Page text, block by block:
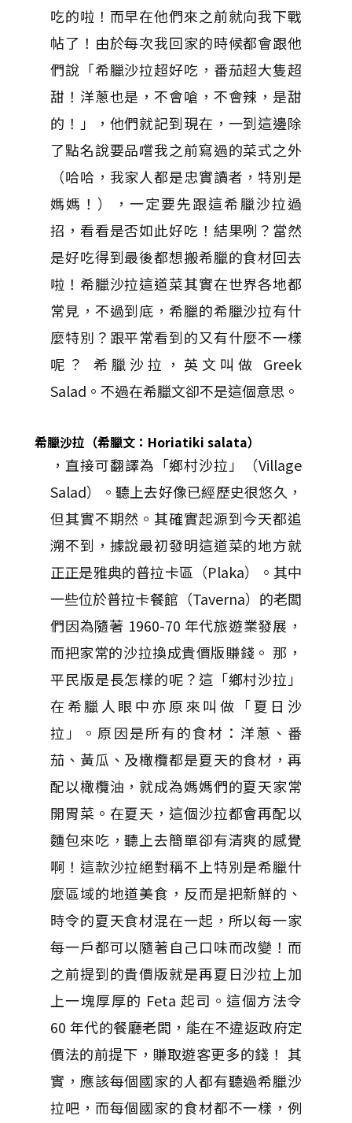
吃的啦！而早在他們來之前就向我下戰
帖了！由於每次我回家的時候都會跟他
們說「希臘沙拉超好吃，番茄超大隻超
甜！洋蔥也是，不會嗆，不會辣，是甜
的！」，他們就記到現在，一到這邊除
了點名說要品嚐我之前寫過的菜式之外
（哈哈，我家人都是忠實讀者，特別是
媽媽！），一定要先跟這希臘沙拉過
招，看看是否如此好吃！結果咧？當然
是好吃得到最後都想搬希臘的食材回去
啦！希臘沙拉這道菜其實在世界各地都
常見，不過到底，希臘的希臘沙拉有什
麼特別？跟平常看到的又有什麼不一樣
呢？ 希臘沙拉，英文叫做 Greek
Salad。不過在希臘文卻不是這個意思。
希臘沙拉（希臘文：Horiatiki salata）
，直接可翻譯為「鄉村沙拉」（Village
Salad）。聽上去好像已經歷史很悠久，
但其實不期然。其確實起源到今天都追
溯不到，據說最初發明這道菜的地方就
正正是雅典的普拉卡區（Plaka）。其中
一些位於普拉卡餐館（Taverna）的老闆
們因為隨著 1960-70 年代旅遊業發展，
而把家常的沙拉換成貴價版賺錢。 那，
平民版是長怎樣的呢？這「鄉村沙拉」
在希臘人眼中亦原來叫做「夏日沙
拉」。原因是所有的食材：洋蔥、番
茄、黃瓜、及橄欖都是夏天的食材，再
配以橄欖油，就成為媽媽們的夏天家常
開胃菜。在夏天，這個沙拉都會再配以
麵包來吃，聽上去簡單卻有清爽的感覺
啊！這款沙拉絕對稱不上特別是希臘什
麼區域的地道美食，反而是把新鮮的、
時令的夏天食材混在一起，所以每一家
每一戶都可以隨著自己口味而改變！而
之前提到的貴價版就是再夏日沙拉上加
上一塊厚厚的 Feta 起司。這個方法令
60 年代的餐廳老闆，能在不違返政府定
價法的前提下，賺取遊客更多的錢！ 其
實，應該每個國家的人都有聽過希臘沙
拉吧，而每個國家的食材都不一樣，例